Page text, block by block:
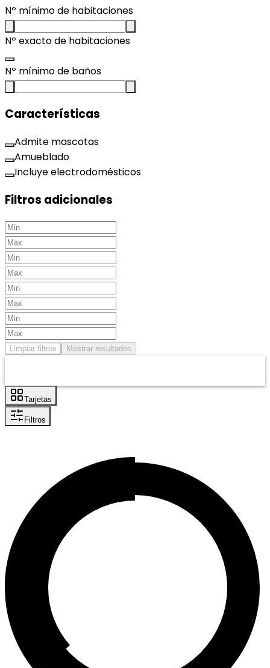
Nº mínimo de habitaciones
Nº exacto de habitaciones
Nº mínimo de baños
Características
Admite mascotas
Amueblado
Incluye electrodomésticos
Filtros adicionales
Limpiar filtros Mostrar resultados
Tarjetas
Filtros